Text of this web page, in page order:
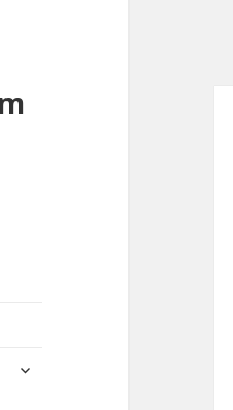
untermenü